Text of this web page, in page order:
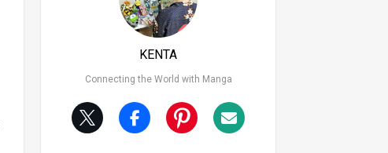
KENTA
Connecting the World with Manga